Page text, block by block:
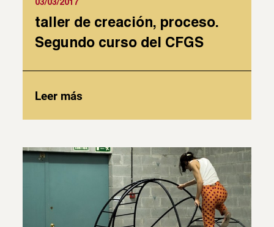
taller de creación, proceso.
Segundo curso del CFGS
Leer más